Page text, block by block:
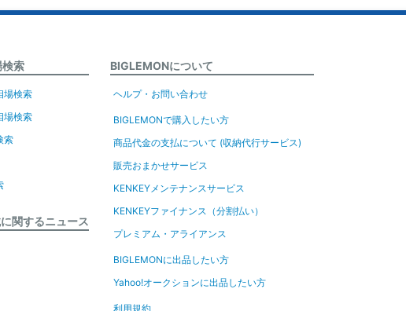
索
場検索
場検索
索
関するニュース
BIGLEMONについて
ヘルプ・お問い合わせ
BIGLEMONで購入したい方
商品代金の支払について (収納代行サービス)
販売おまかせサービス
KENKEYメンテナンスサービス
KENKEYファイナンス（分割払い）
プレミアム・アライアンス
BIGLEMONに出品したい方
Yahoo!オークションに出品したい方
利用規約